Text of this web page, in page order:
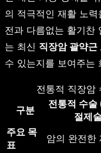
의 적극적인 재활 노
전과 다름없는 활기찬
는 최신 직장암 괄약근
수 있는지를 보여주는
전통적 직장암
구분
전통적 수술
절제
주요 목
표
암의 완전한